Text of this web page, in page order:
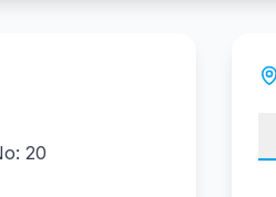
20